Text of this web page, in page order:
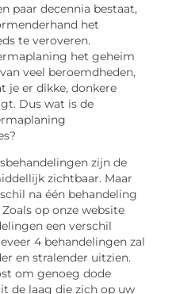
paar decennia bestaat,
het
te veroveren.
het geheim
veel beroemdheden,
je er dikke, donkere
Dus wat is de
zijn de
zichtbaar. Maar
na één behandeling
op onze website
een verschil
4 behandelingen zal
en stralender uitzien.
om genoeg dode
de laag die zich op uw